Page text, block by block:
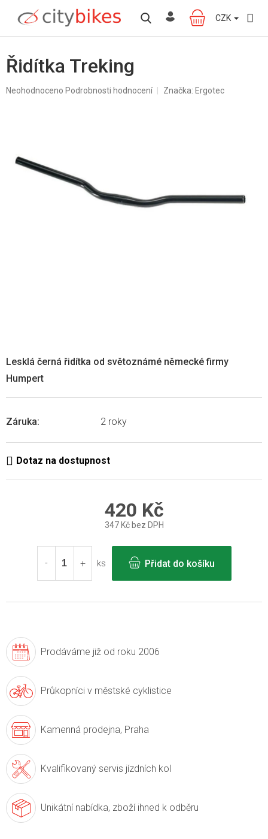
obsah
NÁKUPNÍ
KOŠÍK
CZK
Řidítka Treking
Průměrné
hvězdiček.
Neohodnoceno Podrobnosti hodnocení Značka: Ergotec
Záruka: 2 roky
Lesklá černá řidítka od světoznámé německé firmy
Humpert
420 Kč
347 Kč bez DPH
cena:
ks
Přidat do košíku
Prodáváme již od roku 2006
Průkopníci v městské cyklistice
Kamenná prodejna, Praha
Kvalifikovaný servis jízdních kol
Unikátní nabídka, zboží ihned k odběru